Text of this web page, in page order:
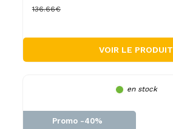
136.66€
VOIR LE PRODUIT
en stock
Promo -40%